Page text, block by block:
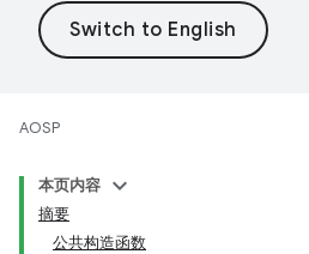
AOSP
本页内容
摘要
公共构造函数